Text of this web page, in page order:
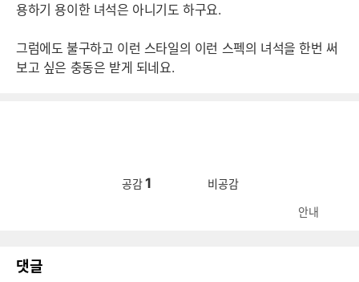
용하기 용이한 녀석은 아니기도 하구요.
그럼에도 불구하고 이런 스타일의 이런 스펙의 녀석을 한번 써
보고 싶은 충동은 받게 되네요.
공감 1 비공감
안내
댓글